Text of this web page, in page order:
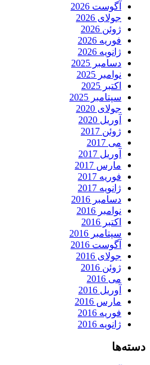
آگوست 2026
جولای 2026
ژوئن 2026
فوریه 2026
ژانویه 2026
دسامبر 2025
نوامبر 2025
اکتبر 2025
سپتامبر 2025
جولای 2020
آوریل 2020
ژوئن 2017
می 2017
آوریل 2017
مارس 2017
فوریه 2017
ژانویه 2017
دسامبر 2016
نوامبر 2016
اکتبر 2016
سپتامبر 2016
آگوست 2016
جولای 2016
ژوئن 2016
می 2016
آوریل 2016
مارس 2016
فوریه 2016
ژانویه 2016
دسته‌ها